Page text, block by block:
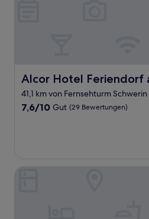
Alcor Hotel Feriendorf
Alcor Hotel Feriendorf an
41,1 km von Fernsehturm
7.6
7,6/10 Gut (29 Bewertungen)